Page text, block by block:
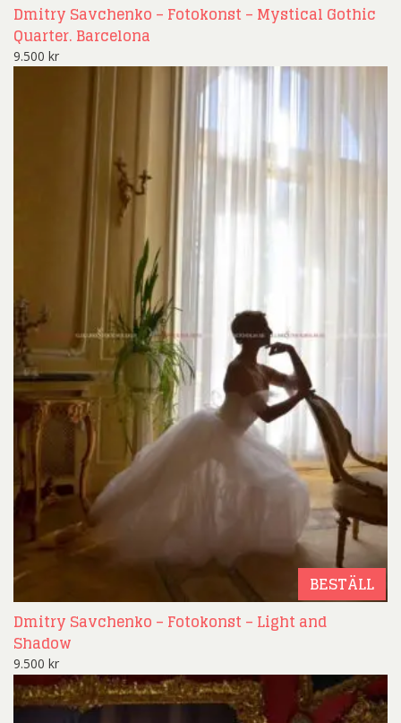
Dmitry Savchenko – Fotokonst – Mystical Gothic
Quarter. Barcelona
9.500 kr
BESTÄLL
Dmitry Savchenko – Fotokonst – Light and
Shadow
9.500 kr